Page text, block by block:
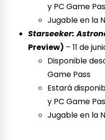
y PC Game
Jugable en la
Starseeker:
Preview) – 11 de
Disponible
Game Pass
Estará
y PC Game
Jugable en la